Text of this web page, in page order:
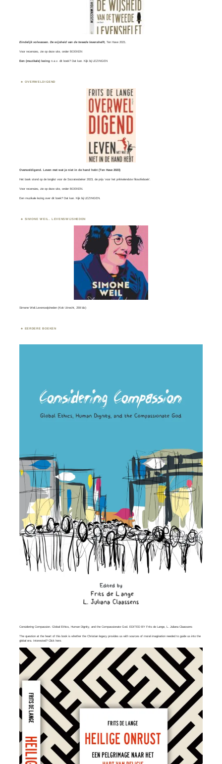
Eindelijk volwassen. De wijsheid van de tweede levenshelft, Ten Have 2021.
Voor recensies, zie op deze site, onderBOEKEN
Een (muzikale) lezing n.a.v. dit boek? Dat kan. Kijk bijLEZINGEN
OVERWELDIGEND
Overweldigend. Leven met wat je niet in de hand hebt (Ten Have 2023)
Het boek stond op de longlist voor deSocratesbeker 2023, de prijs ‘voor het prikkelendste filosofieboek’.
Voor recensies, zie op deze site, onderBOEKEN
Een muzikale lezing over dit boek? Dat kan. Kijk bijLEZINGEN.
SIMONE WEIL. LEVENSWIJSHEDEN
Simone Weil.Levenswijsheden (Kok Utrecht, 259 blz)
EERDERE BOEKEN
Considering Compassion. Global Ethics, Human Dignity, and the Compassionate God. EDITED BY Frits de Lange, L. Juliana Claassens
The question at the heart of this book is whether the Christian legacy provides us with sources of moral imagination needed to guide us into the
global era. Interested? Clickhere